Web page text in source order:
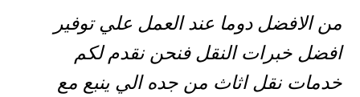
من الافضل دوما عند العمل علي توفير
افضل خبرات النقل فنحن نقدم لكم
خدمات نقل اثاث من جده الي ينبع مع